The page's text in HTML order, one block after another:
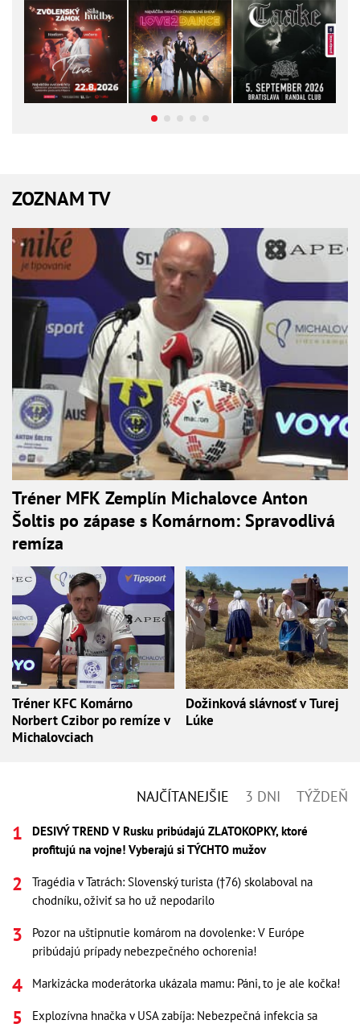
ZOZNAM TV
Tréner MFK Zemplín Michalovce Anton
Šoltis po zápase s Komárnom: Spravodlivá
remíza
Tréner KFC Komárno
Norbert Czibor po remíze v
Michalovciach
Dožinková slávnosť v Turej
Lúke
NAJČÍTANEJŠIE 3 DNI TÝŽDEŇ
DESIVÝ TREND V Rusku pribúdajú ZLATOKOPKY, ktoré
profitujú na vojne! Vyberajú si TÝCHTO mužov
Tragédia v Tatrách: Slovenský turista (†76) skolaboval na
chodníku, oživiť sa ho už nepodarilo
Pozor na uštipnutie komárom na dovolenke: V Európe
pribúdajú prípady nebezpečného ochorenia!
Markizácka moderátorka ukázala mamu: Páni, to je ale kočka!
Explozívna hnačka v USA zabíja: Nebezpečná infekcia sa